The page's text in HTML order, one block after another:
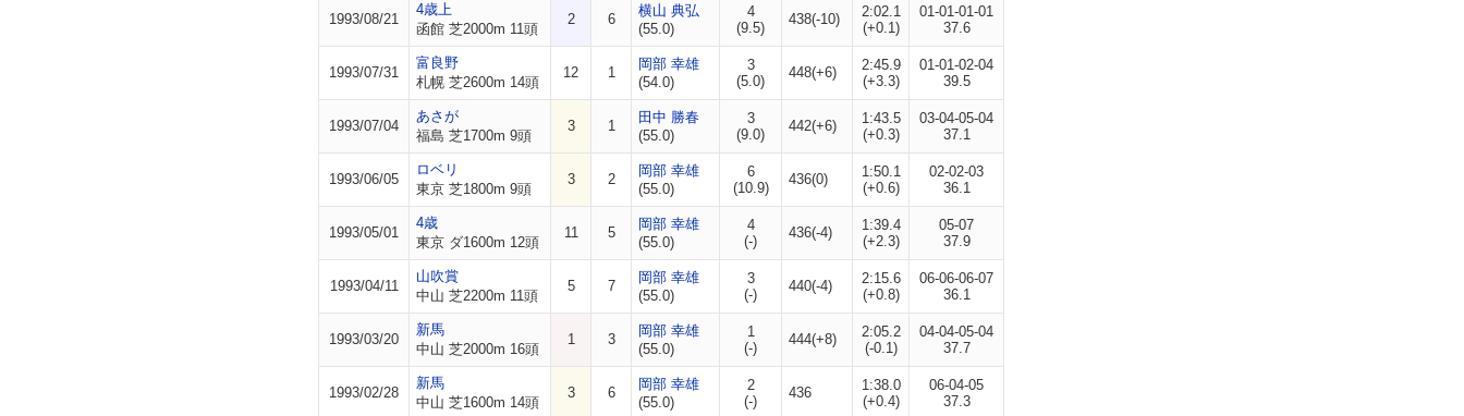
1993/08/21
4歳上
函館 芝2000m 11頭
2 6
横山 典弘
(55.0)
4
(9.5)
438(-10)
2:02.1
(+0.1)
01-01-01-01
37.6
1993/07/31
富良野
札幌 芝2600m 14頭
12 1
岡部 幸雄
(54.0)
3
(5.0)
448(+6)
2:45.9
(+3.3)
01-01-02-04
39.5
1993/07/04
あさが
福島 芝1700m 9頭
3 1
田中 勝春
(55.0)
3
(9.0)
442(+6)
1:43.5
(+0.3)
03-04-05-04
37.1
1993/06/05
ロベリ
東京 芝1800m 9頭
3 2
岡部 幸雄
(55.0)
6
(10.9)
436(0)
1:50.1
(+0.6)
02-02-03
36.1
1993/05/01
4歳
東京 ダ1600m 12頭
11 5
岡部 幸雄
(55.0)
4
(-)
436(-4)
1:39.4
(+2.3)
05-07
37.9
1993/04/11
山吹賞
中山 芝2200m 11頭
5 7
岡部 幸雄
(55.0)
3
(-)
440(-4)
2:15.6
(+0.8)
06-06-06-07
36.1
1993/03/20
新馬
中山 芝2000m 16頭
1 3
岡部 幸雄
(55.0)
1
(-)
444(+8)
2:05.2
(-0.1)
04-04-05-04
37.7
1993/02/28
新馬
中山 芝1600m 14頭
3 6
岡部 幸雄
(55.0)
2
(-)
436
1:38.0
(+0.4)
06-04-05
37.3